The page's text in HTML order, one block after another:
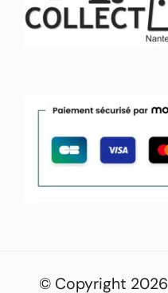
© Copyright 2026